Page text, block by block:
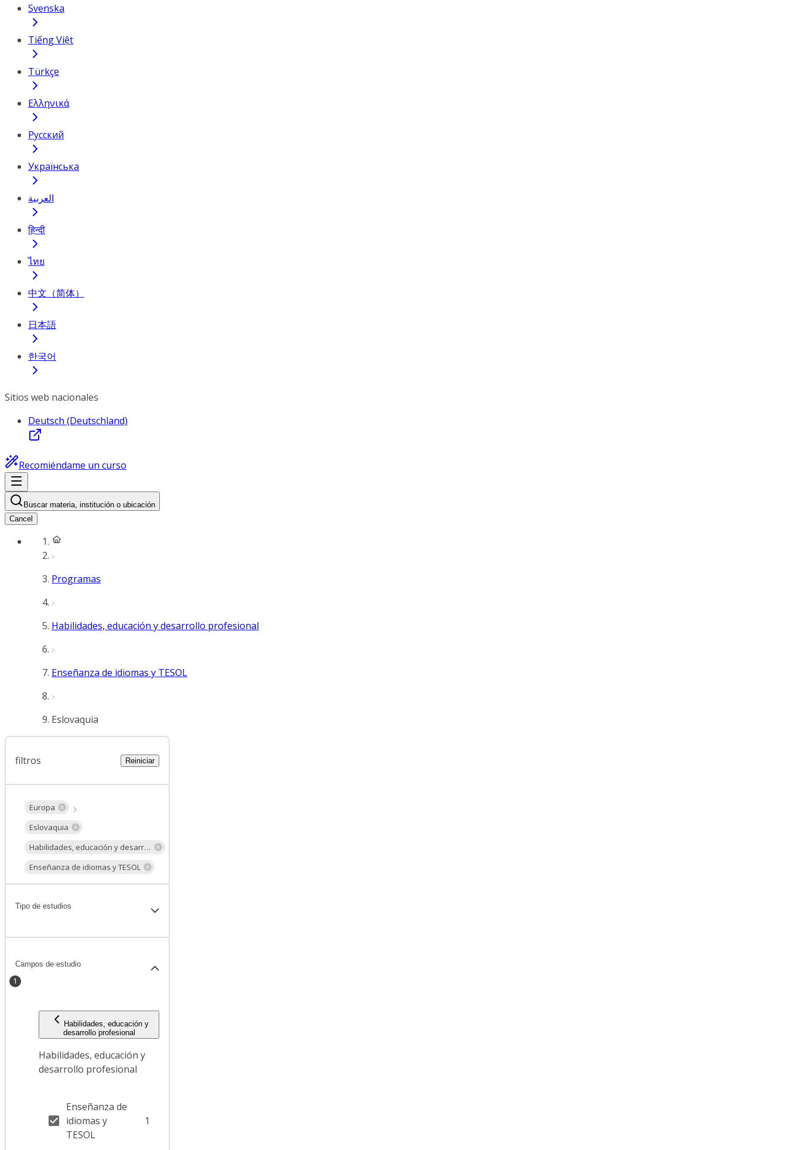
Svenska
Tiếng Việt
Türkçe
Ελληνικά
Русский
Українська
العربية
हिन्दी
ไทย
中文（简体）
日本語
한국어
Sitios web nacionales
Deutsch (Deutschland)
Recomiéndame un curso
Buscar materia, institución o ubicación
Cancel
Programas
Habilidades, educación y desarrollo profesional
Enseñanza de idiomas y TESOL
Eslovaquia
filtros Reiniciar
Europa
Eslovaquia
Habilidades, educación y desarrollo profesional
Enseñanza de idiomas y TESOL
Tipo de estudios
Campos de estudio
1
Habilidades, educación y
desarrollo profesional
Habilidades, educación y
desarrollo profesional
Enseñanza de
idiomas y
TESOL
1